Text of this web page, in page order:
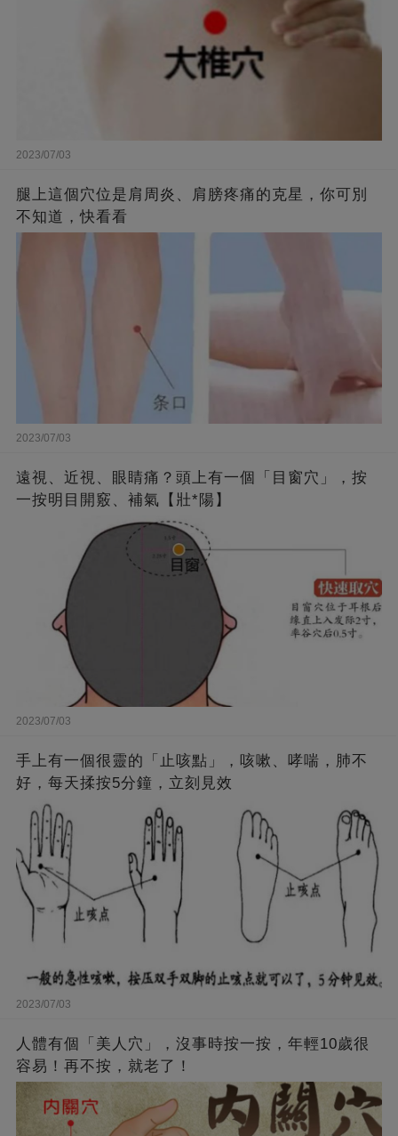
2023/07/03
腿上這個穴位是肩周炎、肩膀疼痛的克星，你可別
不知道，快看看
2023/07/03
遠視、近視、眼睛痛？頭上有一個「目窗穴」，按
一按明目開竅、補氣【壯*陽】
2023/07/03
手上有一個很靈的「止咳點」，咳嗽、哮喘，肺不
好，每天揉按5分鐘，立刻見效
2023/07/03
人體有個「美人穴」，沒事時按一按，年輕10歲很
容易！再不按，就老了！